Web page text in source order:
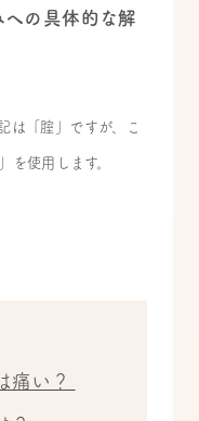
への具体的な解
は「腟」ですが、こ
を使用します。
痛い？